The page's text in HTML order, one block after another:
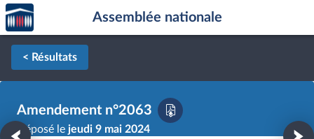
Aller au contenu
Aller en bas de la page
Accèder
à la
page
d'accueil
Assemblée nationale
< Résultats
Amendement n°2063
Déposé le jeudi 9 mai 2024